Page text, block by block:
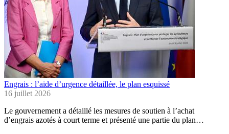
Engrais : l’aide d’urgence détaillée, le plan esquissé
16 juillet 2026
Le gouvernement a détaillé les mesures de soutien à l’achat
d’engrais azotés à court terme et présenté une partie du plan…